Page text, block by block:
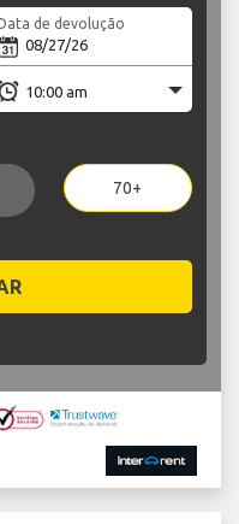
de devolução
70+